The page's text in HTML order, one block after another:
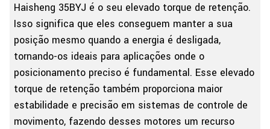
Haisheng 35BYJ é o seu elevado torque de retenção.
Isso significa que eles conseguem manter a sua
posição mesmo quando a energia é desligada,
tornando-os ideais para aplicações onde o
posicionamento preciso é fundamental. Esse elevado
torque de retenção também proporciona maior
estabilidade e precisão em sistemas de controle de
movimento, fazendo desses motores um recurso